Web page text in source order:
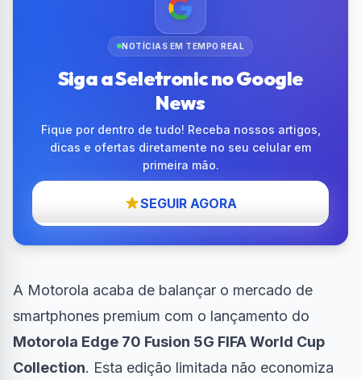
NOTÍCIAS EM TEMPO REAL
Siga a Seletronic no Google
News
Fique por dentro de tudo! Receba nossos artigos,
dicas e ofertas diretamente no seu celular em
primeira mão.
SEGUIR AGORA
A Motorola acaba de balançar o mercado de
smartphones premium com o lançamento do
Motorola Edge 70 Fusion 5G FIFA World Cup
Collection. Esta edição limitada não economiza